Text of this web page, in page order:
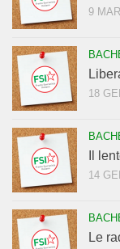
9
18
Il
14
Le